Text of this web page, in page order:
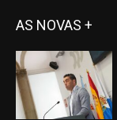
AS NOVAS +